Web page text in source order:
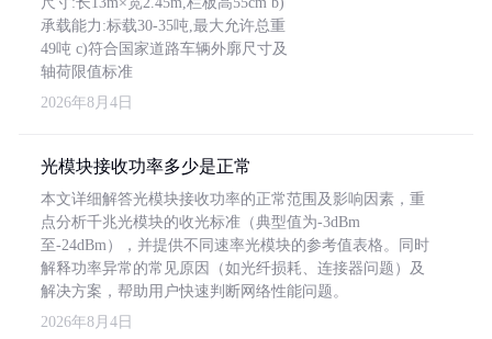
承载能力:标载30-35吨,最大允许总重
49吨 c)符合国家道路车辆外廓尺寸及
轴荷限值标准
2026年8月4日
光模块接收功率多少是正常
本文详细解答光模块接收功率的正常范围及影响因素，重
点分析千兆光模块的收光标准（典型值为-3dBm
至-24dBm），并提供不同速率光模块的参考值表格。同时
解释功率异常的常见原因（如光纤损耗、连接器问题）及
解决方案，帮助用户快速判断网络性能问题。
2026年8月4日